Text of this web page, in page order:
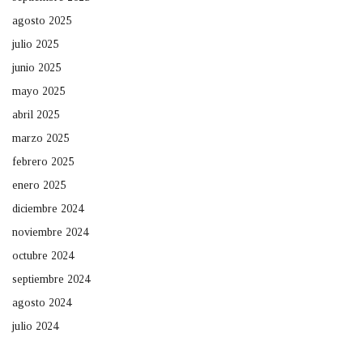
agosto 2025
julio 2025
junio 2025
mayo 2025
abril 2025
marzo 2025
febrero 2025
enero 2025
diciembre 2024
noviembre 2024
octubre 2024
septiembre 2024
agosto 2024
julio 2024